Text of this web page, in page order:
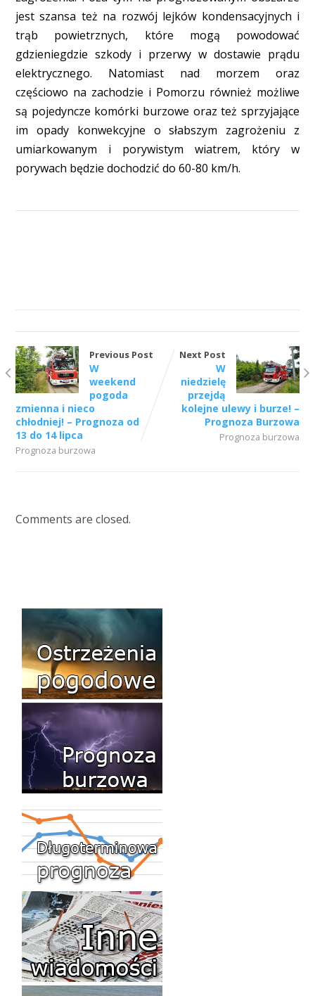
jest szansa też na rozwój lejków kondensacyjnych i
trąb powietrznych, które mogą powodować
gdzieniegdzie szkody i przerwy w dostawie prądu
elektrycznego. Natomiast nad morzem oraz
częściowo na zachodzie i Pomorzu również możliwe
są pojedyncze komórki burzowe oraz też sprzyjające
im opady konwekcyjne o słabszym zagrożeniu z
umiarkowanym i porywistym wiatrem, który w
porywach będzie dochodzić do 60-80 km/h.
Previous Post
W
weekend
pogoda
zmienna i nieco
chłodniej! – Prognoza od
13 do 14 lipca
Prognoza burzowa
Next Post
W
niedzielę
przejdą
kolejne ulewy i burze! –
Prognoza Burzowa
Prognoza burzowa
Comments are closed.